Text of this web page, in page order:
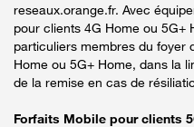
reseaux.orange.fr. Avec
pour clients 4G Home ou 5G+
particuliers membres du foyer
Home ou 5G+ Home, dans la
de la remise en cas de
Forfaits Mobile pour clients